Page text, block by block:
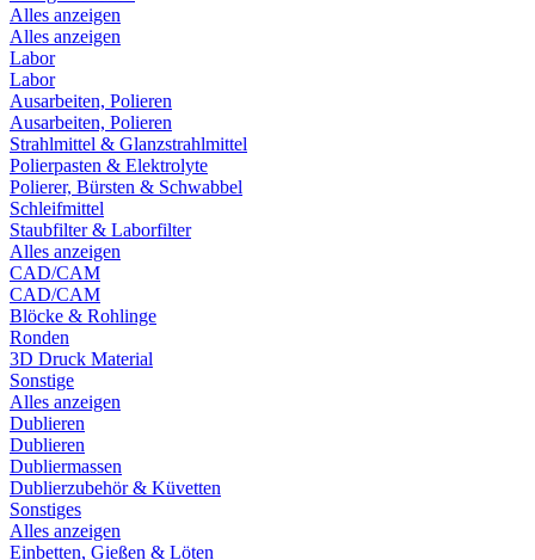
Alles anzeigen
Alles anzeigen
Labor
Labor
Ausarbeiten, Polieren
Ausarbeiten, Polieren
Strahlmittel & Glanzstrahlmittel
Polierpasten & Elektrolyte
Polierer, Bürsten & Schwabbel
Schleifmittel
Staubfilter & Laborfilter
Alles anzeigen
CAD/CAM
CAD/CAM
Blöcke & Rohlinge
Ronden
3D Druck Material
Sonstige
Alles anzeigen
Dublieren
Dublieren
Dubliermassen
Dublierzubehör & Küvetten
Sonstiges
Alles anzeigen
Einbetten, Gießen & Löten